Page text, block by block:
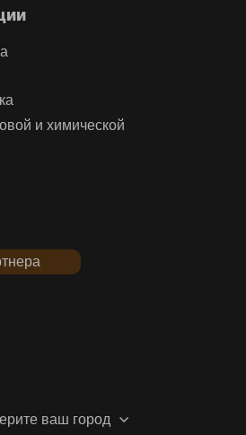
и химической
ваш город